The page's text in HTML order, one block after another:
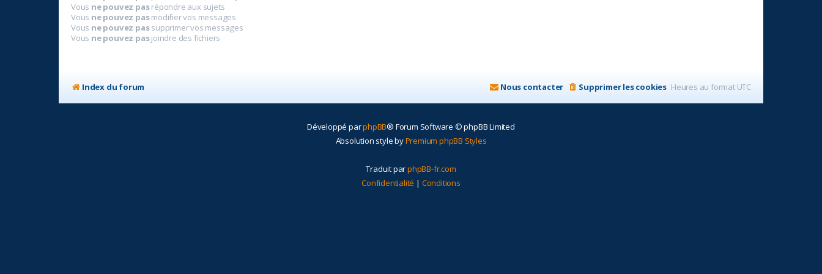
Vous ne pouvez pasrépondre aux sujets
Vous ne pouvez pasmodifier vos messages
Vous ne pouvez passupprimer vos messages
Vous ne pouvez pasjoindre des fichiers
Index du forum Heures au format UTC
Supprimer les cookies
Nous contacter
Développé parphpBB® Forum Software © phpBB Limited
Absolution style byPremium phpBB Styles
Traduit parphpBB-fr.com
Confidentialité | Conditions